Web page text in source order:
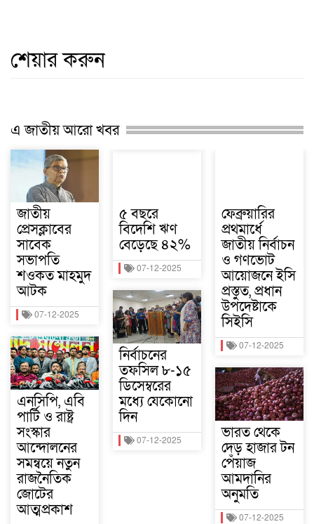
শেয়ার করুন
এ জাতীয় আরো খবর
জাতীয়
প্রেসক্লাবের
সাবেক
সভাপতি
শওকত মাহমুদ
আটক
07-12-2025
এনসিপি, এবি
পার্টি ও রাষ্ট্র
সংস্কার
আন্দোলনের
সমন্বয়ে নতুন
রাজনৈতিক
জোটের
আত্মপ্রকাশ
৫ বছরে
বিদেশি ঋণ
বেড়েছে ৪২%
07-12-2025
নির্বাচনের
তফসিল ৮-১৫
ডিসেম্বরের
মধ্যে যেকোনো
দিন
07-12-2025
ফেব্রুয়ারির
প্রথমার্ধে
জাতীয় নির্বাচন
ও গণভোট
আয়োজনে ইসি
প্রস্তুত, প্রধান
উপদেষ্টাকে
সিইসি
07-12-2025
ভারত থেকে
দেড় হাজার টন
পেঁয়াজ
আমদানির
অনুমতি
07-12-2025